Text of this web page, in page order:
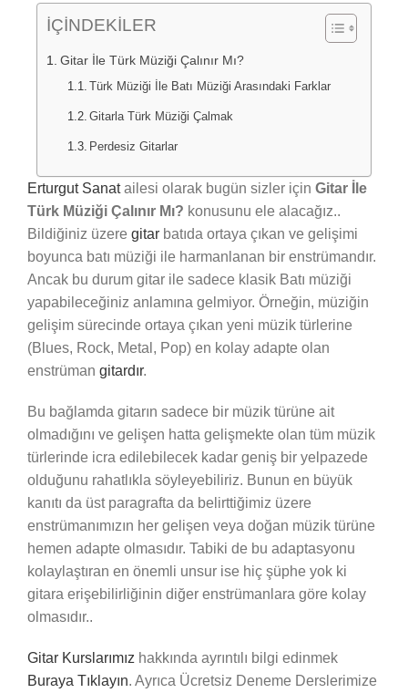
İÇİNDEKİLER
Gitar İle Türk Müziği Çalınır Mı?
Türk Müziği İle Batı Müziği Arasındaki Farklar
Gitarla Türk Müziği Çalmak
Perdesiz Gitarlar
Erturgut Sanatailesi olarak bugün sizler için Gitar İle
Türk Müziği Çalınır Mı? konusunu ele alacağız..
Bildiğiniz üzere gitarbatıda ortaya çıkan ve gelişimi
boyunca batı müziği ile harmanlanan bir enstrümandır.
Ancak bu durum gitar ile sadece klasik Batı müziği
yapabileceğiniz anlamına gelmiyor. Örneğin, müziğin
gelişim sürecinde ortaya çıkan yeni müzik türlerine
(Blues, Rock, Metal, Pop) en kolay adapte olan
enstrüman gitardır.
Bu bağlamda gitarın sadece bir müzik türüne ait
olmadığını ve gelişen hatta gelişmekte olan tüm müzik
türlerinde icra edilebilecek kadar geniş bir yelpazede
olduğunu rahatlıkla söyleyebiliriz. Bunun en büyük
kanıtı da üst paragrafta da belirttiğimiz üzere
enstrümanımızın her gelişen veya doğan müzik türüne
hemen adapte olmasıdır. Tabiki de bu adaptasyonu
kolaylaştıran en önemli unsur ise hiç şüphe yok ki
gitara erişebilirliğinin diğer enstrümanlara göre kolay
olmasıdır..
Gitar Kurslarımız hakkında ayrıntılı bilgi edinmek
Buraya Tıklayın. Ayrıca Ücretsiz Deneme Derslerimize